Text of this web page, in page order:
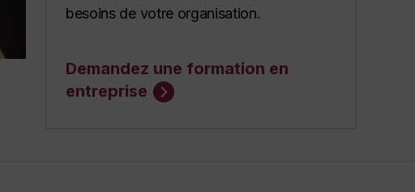
besoins de votre organisation.
Demandez une formation en
entreprise